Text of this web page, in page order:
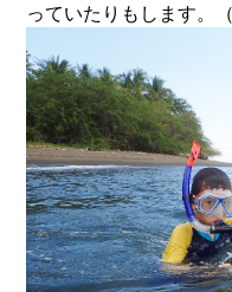
っていたりもします。（